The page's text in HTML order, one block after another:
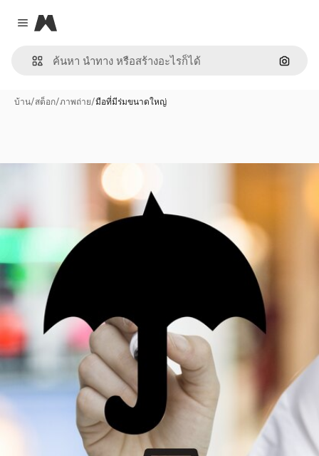
Close menu
Magnific
ค้นหา
บ้าน/สต็อก/ภาพถ่าย/มือที่มีร่มขนาดใหญ่